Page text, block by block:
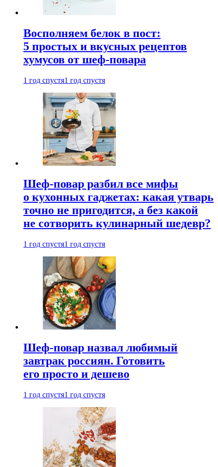
Восполняем белок в пост:
5 простых и вкусных рецептов
хумусов от шеф-повара
1 год спустя1 год спустя
Шеф-повар разбил все мифы
о кухонных гаджетах: какая утварь
точно не пригодится, а без какой
не сотворить кулинарный шедевр?
1 год спустя1 год спустя
Шеф-повар назвал любимый
завтрак россиян. Готовить
его просто и дешево
1 год спустя1 год спустя